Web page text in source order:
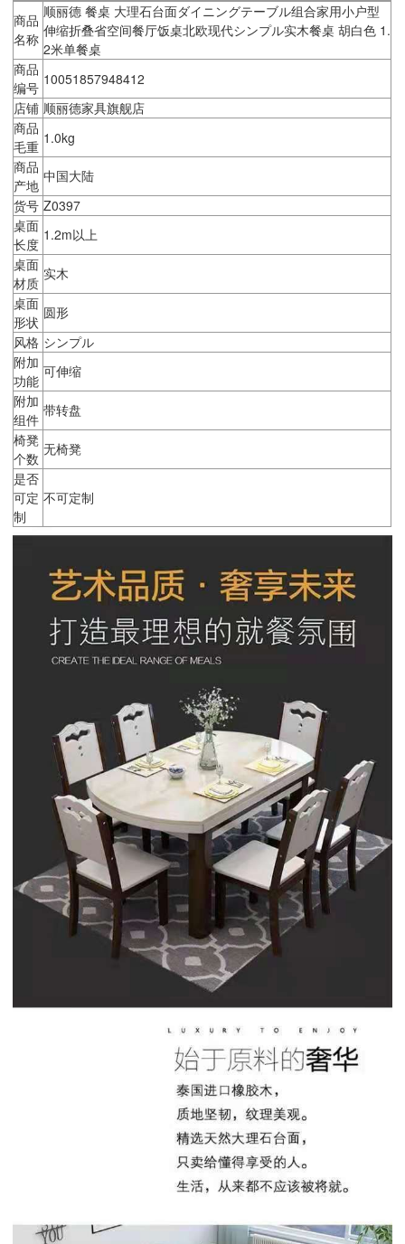
商品
名称
顺丽德 餐桌 大理石台面ダイニングテーブル组合家用小户型
伸缩折叠省空间餐厅饭桌北欧现代シンプル实木餐桌 胡白色 1.
2米单餐桌
商品
编号 10051857948412
店铺 顺丽德家具旗舰店
商品
毛重 1.0kg
商品
产地
中国大陆
货号 Z0397
桌面
长度
1.2m以上
桌面
材质
实木
桌面
形状
圆形
风格 シンプル
附加
功能
可伸缩
附加
组件
带转盘
椅凳
个数
无椅凳
是否
可定
制
不可定制